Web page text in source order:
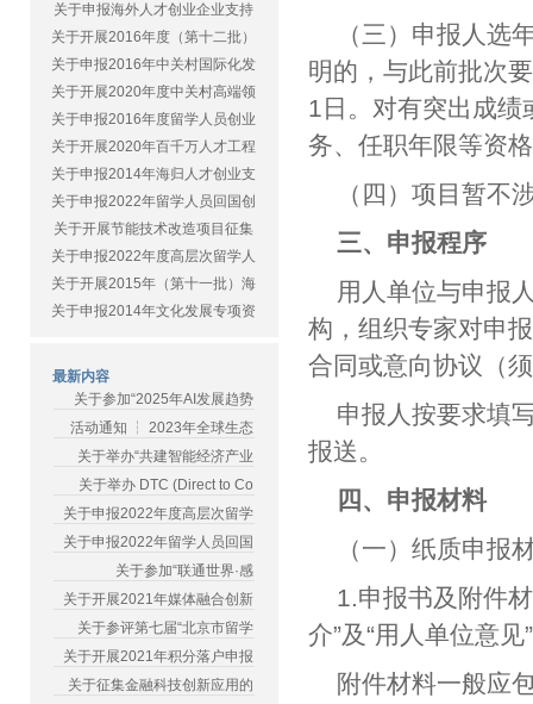
关于申报海外人才创业企业支持
关于开展2016年度（第十二批）
关于申报2016年中关村国际化发
关于开展2020年度中关村高端领
关于申报2016年度留学人员创业
关于开展2020年百千万人才工程
关于申报2014年海归人才创业支
关于申报2022年留学人员回国创
关于开展节能技术改造项目征集
关于申报2022年度高层次留学人
关于开展2015年（第十一批）海
关于申报2014年文化发展专项资
最新内容
关于参加“2025年AI发展趋势
活动通知 ┆ 2023年全球生态
关于举办“共建智能经济产业
关于举办 DTC (Direct to Co
关于申报2022年度高层次留学
关于申报2022年留学人员回国
关于参加“联通世界·感
关于开展2021年媒体融合创新
关于参评第七届“北京市留学
关于开展2021年积分落户申报
关于征集金融科技创新应用的
（三）申报人选
明的，与此前批次
1日。对有突出成绩
务、任职年限等资
（四）项目暂不
三、申报程序
用人单位与申报
构，组织专家对申
合同或意向协议（
申报人按要求填
报送。
四、申报材料
（一）纸质申报
1.申报书及附件
介”及“用人单位意
附件材料一般应